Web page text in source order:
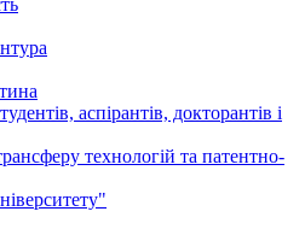
аспірантів, докторантів і
технологій та патентно-